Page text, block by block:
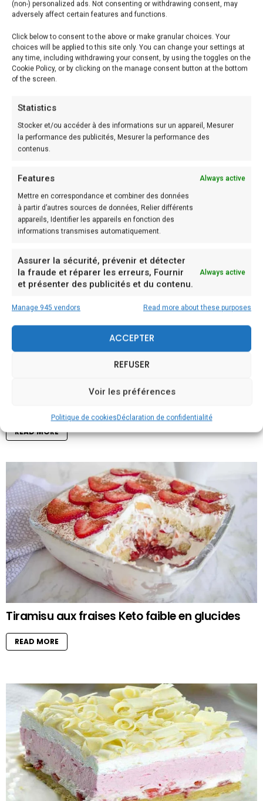
(non-) personalized ads. Not consenting or withdrawing consent, may
adversely affect certain features and functions.
Click below to consent to the above or make granular choices. Your
choices will be applied to this site only. You can change your settings at
any time, including withdrawing your consent, by using the toggles on the
Cookie Policy, or by clicking on the manage consent button at the bottom
of the screen.
Statistics
Stocker et/ou accéder à des informations sur un appareil, Mesurer
la performance des publicités, Mesurer la performance des
contenus.
Features Always active
Mettre en correspondance et combiner des données
à partir d’autres sources de données, Relier différents
appareils, Identifier les appareils en fonction des
informations transmises automatiquement.
Assurer la sécurité, prévenir et détecter
la fraude et réparer les erreurs, Fournir
et présenter des publicités et du contenu.
Always active
Manage 945 vendors Read more about these purposes
ACCEPTER
REFUSER
Voir les préférences
Politique de cookiesDéclaration de confidentialité
Gâteau aux fraises et citron authentique et
délicieux
READ MORE
READ MORE
Tiramisu aux fraises Keto faible en glucides
READ MORE